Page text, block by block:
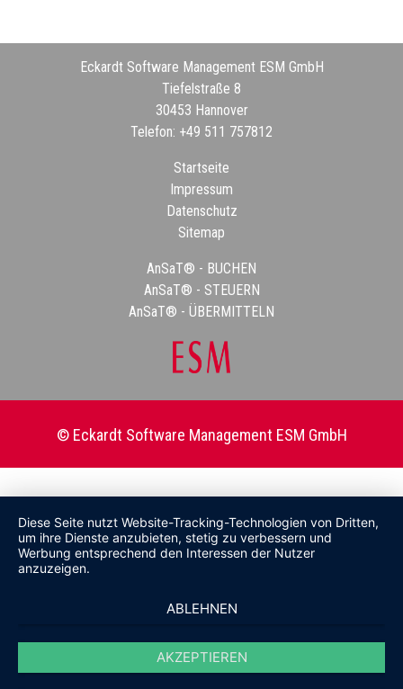
Eckardt Software Management ESM GmbH
Tiefelstraße 8
30453 Hannover
Telefon: +49 511 757812
Startseite
Impressum
Datenschutz
Sitemap
AnSaT® - BUCHEN
AnSaT® - STEUERN
AnSaT® - ÜBERMITTELN
© Eckardt Software Management ESM GmbH
Diese Seite nutzt Website-Tracking-Technologien von Dritten,
um ihre Dienste anzubieten, stetig zu verbessern und
Werbung entsprechend den Interessen der Nutzer
anzuzeigen.
ABLEHNEN
AKZEPTIEREN